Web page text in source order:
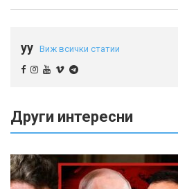
yy Виж всички статии
Други интересни